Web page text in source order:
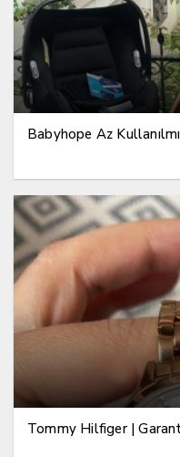
Babyhope Az
Tommy Hilfiger |